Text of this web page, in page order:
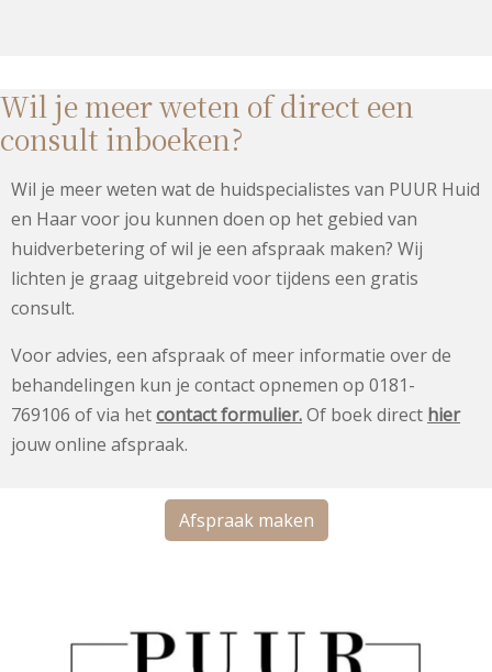
Wil je meer weten of direct een
consult inboeken?
Wil je meer weten wat de huidspecialistes van PUUR Huid
en Haar voor jou kunnen doen op het gebied van
huidverbetering of wil je een afspraak maken? Wij
lichten je graag uitgebreid voor tijdens een gratis
consult.
Voor advies, een afspraak of meer informatie over de
behandelingen kun je contact opnemen op 0181-
769106 of via hetcontact formulier.Of boek direct hier
jouw online afspraak.
Afspraak maken